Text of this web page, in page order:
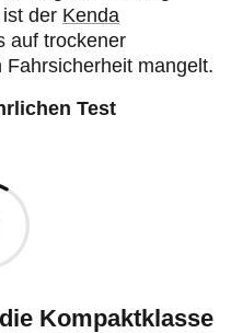
der Kenda
auf trockener
mangelt.
Test
Kompaktklasse